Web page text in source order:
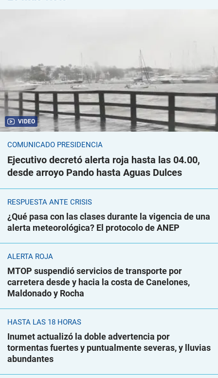
VIDEO
COMUNICADO PRESIDENCIA
Ejecutivo decretó alerta roja hasta las 04.00,
desde arroyo Pando hasta Aguas Dulces
RESPUESTA ANTE CRISIS
¿Qué pasa con las clases durante la vigencia de una
alerta meteorológica? El protocolo de ANEP
ALERTA ROJA
MTOP suspendió servicios de transporte por
carretera desde y hacia la costa de Canelones,
Maldonado y Rocha
HASTA LAS 18 HORAS
Inumet actualizó la doble advertencia por
tormentas fuertes y puntualmente severas, y lluvias
abundantes